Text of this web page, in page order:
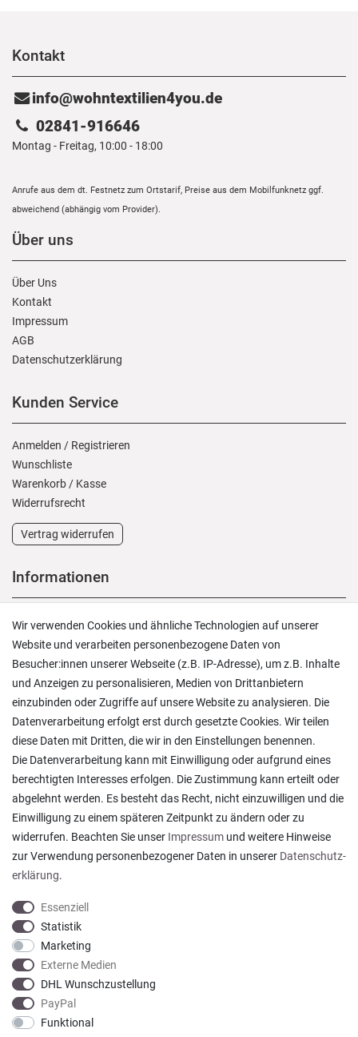
Kontakt
info@wohntextilien4you.de
02841-916646
Montag - Freitag, 10:00 - 18:00
Anrufe aus dem dt. Festnetz zum Ortstarif, Preise aus dem Mobilfunknetz ggf.
abweichend (abhängig vom Provider).
Über uns
Über Uns
Kontakt
Impressum
AGB
Daten­schutz­erklärung
Kunden Service
Anmelden / Registrieren
Wunschliste
Warenkorb / Kasse
Widerrufs­recht
Vertrag widerrufen
Informationen
Versand und Zahlung
Rücksendungen
Lieferung in die Schweiz
Pflegesymbole
Lagerverkauf
Ratgeber & News
Ein einfach toller Service - prompte Lieferung und
sogar mit Pflegehinweis!
Datum der Veröffentlichung: 05.08.2026
Datum der Kauferfahrung: 29.07.2026
922 Bewertungen
Wir verwenden Cookies und ähnliche Technologien auf unserer
Website und verarbeiten personenbezogene Daten von
Besucher:innen unserer Webseite (z.B. IP-Adresse), um z.B. Inhalte
und Anzeigen zu personalisieren, Medien von Drittanbietern
einzubinden oder Zugriffe auf unsere Website zu analysieren. Die
Datenverarbeitung erfolgt erst durch gesetzte Cookies. Wir teilen
diese Daten mit Dritten, die wir in den Einstellungen benennen.
Die Datenverarbeitung kann mit Einwilligung oder aufgrund eines
berechtigten Interesses erfolgen. Die Zustimmung kann erteilt oder
abgelehnt werden. Es besteht das Recht, nicht einzuwilligen und die
Einwilligung zu einem späteren Zeitpunkt zu ändern oder zu
widerrufen. Beachten Sie unser Impressum und weitere Hinweise
zur Verwendung personenbezogener Daten in unserer Daten­schutz­
erklärung.
Essenziell
Statistik
Marketing
Externe Medien
DHL Wunschzustellung
PayPal
Funktional